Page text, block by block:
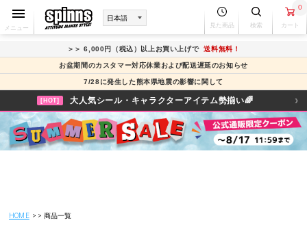
メニュー 見た商品 検索
0
カート
＞＞ 6,000円（税込）以上お買い上げで送料無料！
お盆期間のカスタマー対応休業および配送遅延のお知らせ
7/28に発生した熊本県地震の影響に関して
[HOT] 大人気シール・キャラクターアイテム勢揃い🌈 ›
HOME 商品一覧